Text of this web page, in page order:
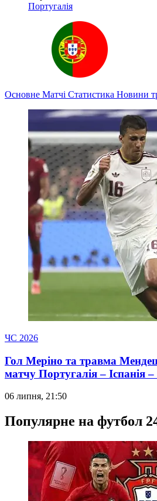
Португалія
Основне Матчі Статистика Новини
ЧС 2026
Гол Меріно та травма
матчу Португалія – Іспанія –
06 липня, 21:50
Популярне на футбол